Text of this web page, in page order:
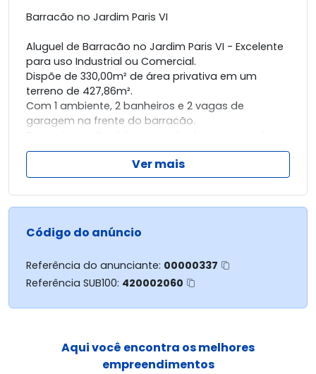
Barracão no Jardim Paris VI
Aluguel de Barracão no Jardim Paris VI - Excelente
para uso Industrial ou Comercial.
Dispõe de 330,00m² de área privativa em um
terreno de 427,86m².
Com 1 ambiente, 2 banheiros e 2 vagas de
garagem na frente do barracão.
Para você que procura um barracão comercial
para alugar em Maringá com ótima localização.
Temos aqui uma excelente condição de locação,
venha nos fazer uma visita e conheça o imóvel.
esperando por você!
Agende uma visita e venha conhecer o imóvel
Fiador com 1 imóvel próprio;
Ver mais
Código do anúncio
Referência do anunciante: 00000337
Referência SUB100: 420002060
Aqui você encontra os melhores
empreendimentos